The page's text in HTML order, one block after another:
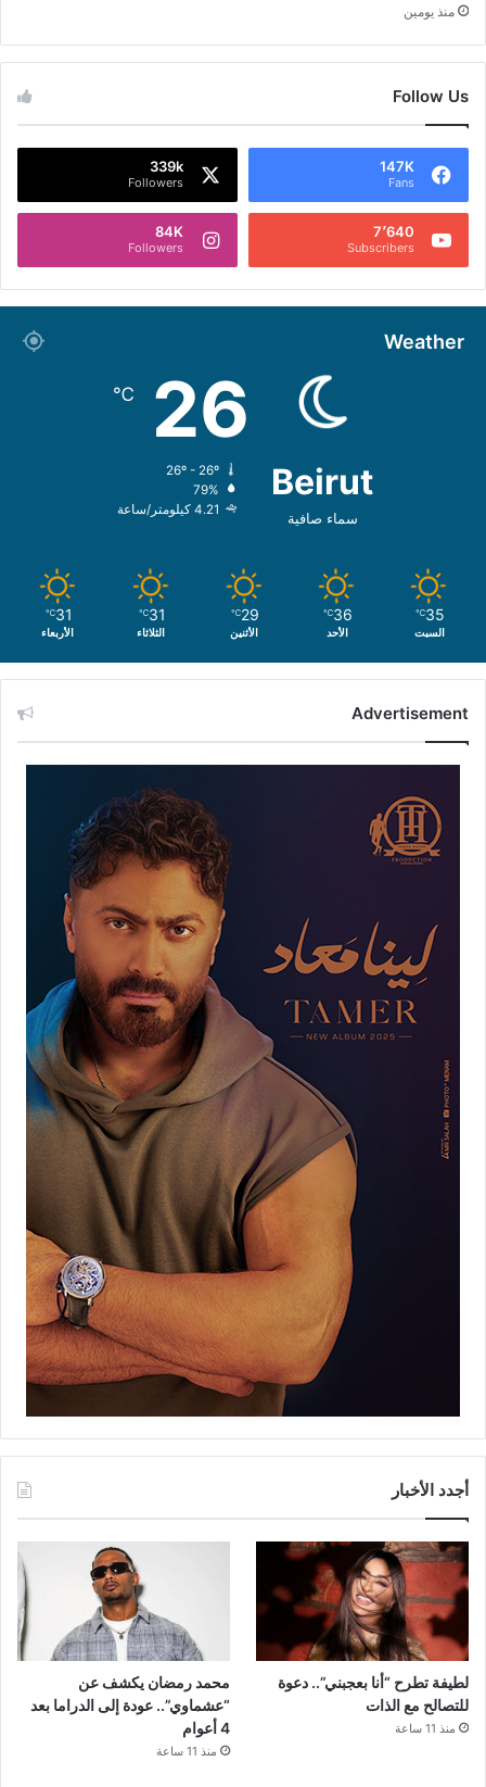
منذ يومين
Follow Us
147K
Fans
339k
Followers
7٬640
Subscribers
84K
Followers
Weather
Beirut
سماء صافية
26
℃
79%
4.21 كيلومتر/ساعة
35
℃
السبت
36
℃
الأحد
29
℃
الأثنين
31
℃
الثلاثاء
31
℃
الأربعاء
Advertisement
أجدد الأخبار
لطيفة تطرح “أنا بعجبني”.. دعوة
للتصالح مع الذات
منذ 11 ساعة
محمد رمضان يكشف عن
“عشماوي”.. عودة إلى الدراما بعد
4 أعوام
منذ 11 ساعة